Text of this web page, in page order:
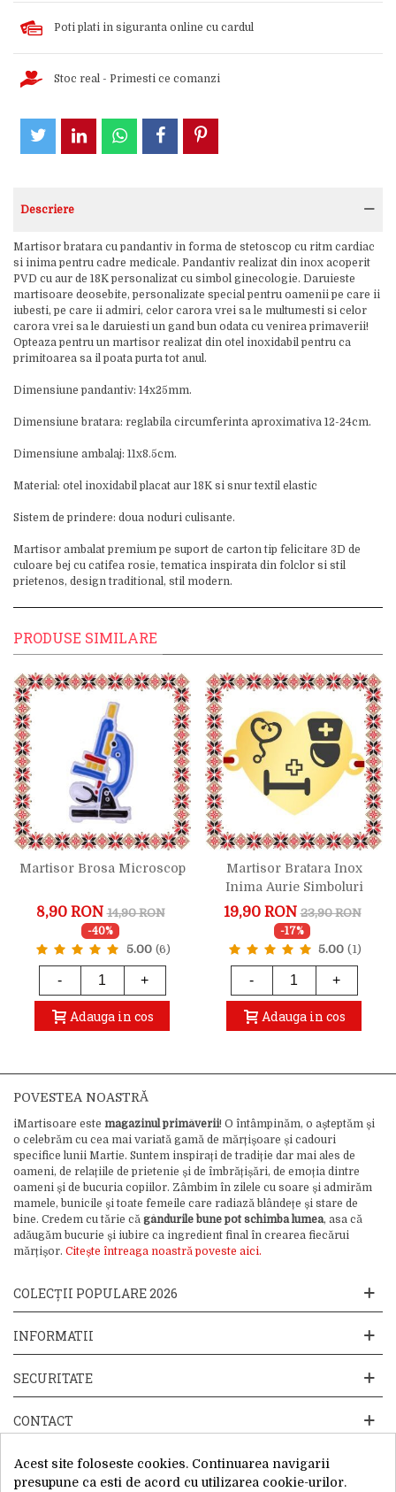
Poti plati in siguranta online cu cardul
Stoc real - Primesti ce comanzi
Descriere
Martisor bratara cu pandantiv in forma de stetoscop cu ritm cardiac
si inima pentru cadre medicale. Pandantiv realizat din inox acoperit
PVD cu aur de 18K personalizat cu simbol ginecologie. Daruieste
martisoare deosebite, personalizate special pentru oamenii pe care ii
iubesti, pe care ii admiri, celor carora vrei sa le multumesti si celor
carora vrei sa le daruiesti un gand bun odata cu venirea primaverii!
Opteaza pentru un martisor realizat din otel inoxidabil pentru ca
primitoarea sa il poata purta tot anul.
Dimensiune pandantiv: 14x25mm.
Dimensiune bratara: reglabila circumferinta aproximativa 12-24cm.
Dimensiune ambalaj: 11x8.5cm.
Material: otel inoxidabil placat aur 18K si snur textil elastic
Sistem de prindere: doua noduri culisante.
Martisor ambalat premium pe suport de carton tip felicitare 3D de
culoare bej cu catifea rosie, tematica inspirata din folclor si stil
prietenos, design traditional, stil modern.
PRODUSE SIMILARE
Martisor Brosa Microscop
8,90 RON 14,90 RON
-40%
5.00 (6)
- +
Adauga in cos
Martisor Bratara Inox
Inima Aurie Simboluri
Medicale
19,90 RON 23,90 RON
-17%
5.00 (1)
- +
Adauga in cos
POVESTEA NOASTRĂ
iMartisoare este magazinul primăverii! O întâmpinăm, o așteptăm și
o celebrăm cu cea mai variată gamă de mărțișoare și cadouri
specifice lunii Martie. Suntem inspirați de tradiție dar mai ales de
oameni, de relațiile de prietenie și de îmbrățișări, de emoția dintre
oameni și de bucuria copiilor. Zâmbim în zilele cu soare și admirăm
mamele, bunicile și toate femeile care radiază blândețe și stare de
bine. Credem cu tărie că gândurile bune pot schimba lumea, asa că
adăugăm bucurie și iubire ca ingredient final în crearea fiecărui
mărțișor. Citește întreaga noastră poveste aici.
COLECȚII POPULARE 2026
INFORMATII
SECURITATE
CONTACT
Acest site foloseste cookies. Continuarea navigarii
presupune ca esti de acord cu utilizarea cookie-urilor.